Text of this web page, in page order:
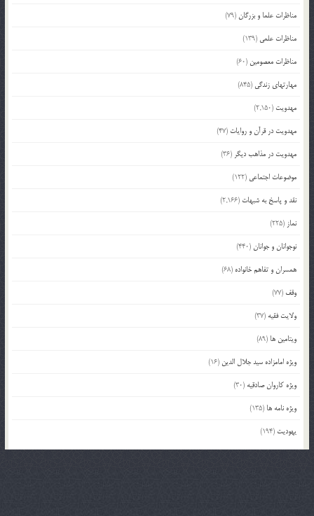
مناظرات علما و بزرگان(79)
مناظرات علمی (139)
مناظرات معصومین (60)
مهارتهای زندگی (845)
مهدویت (2,150)
مهدویت در قرآن و روایات (47)
مهدویت در مذاهب دیگر (36)
موضوعات اجتماعی (122)
نقد و پاسخ به شبهات (2,166)
نماز (225)
نوجوانان و جوانان(440)
همسران و تفاهم خانواده (68)
وقف (77)
ولایت فقیه (37)
ویتامین ها (89)
ویژه امامزاده سید جلال الدین (16)
ویژه کاروان صادقیه (30)
ویژه نامه ها (135)
یهودیت (194)